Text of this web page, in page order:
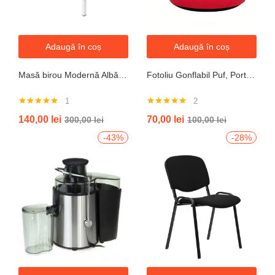
Adaugă în coș
Masă birou Modernă Albă, 100x60x74 cm — Design Minimalist, Blat MDF și Picioare Metalice”
5.00din 5
1
140,00 lei 300,00lei
Adaugă în coș
Fotoliu Gonflabil Puf, Portabil, Portocalie, verde, gri, albastru
5.00din 5
2
70,00 lei 100,00lei
-43%
-28%